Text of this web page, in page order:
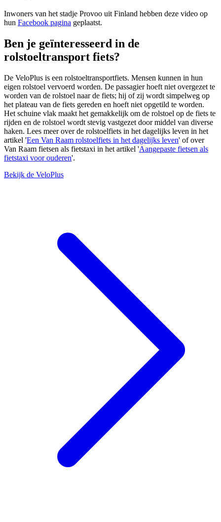
Inwoners van het stadje Provoo uit Finland hebben deze video op
hun Facebook pagina geplaatst.
Ben je geïnteresseerd in de
rolstoeltransport fiets?
De VeloPlus is een rolstoeltransportfiets. Mensen kunnen in hun
eigen rolstoel vervoerd worden. De passagier hoeft niet overgezet te
worden van de rolstoel naar de fiets; hij of zij wordt simpelweg op
het plateau van de fiets gereden en hoeft niet opgetild te worden.
Het schuine vlak maakt het gemakkelijk om de rolstoel op de fiets te
rijden en de rolstoel wordt stevig vastgezet door middel van diverse
haken. Lees meer over de rolstoelfiets in het dagelijks leven in het
artikel 'Een Van Raam rolstoelfiets in het dagelijks leven' of over
Van Raam fietsen als fietstaxi in het artikel 'Aangepaste fietsen als
fietstaxi voor ouderen'.
Bekijk de VeloPlus